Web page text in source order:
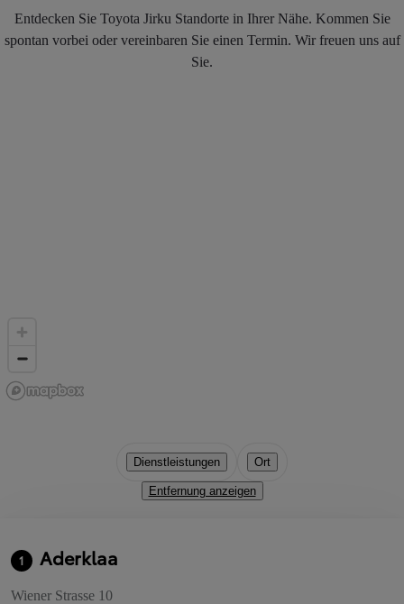
Entdecken Sie Toyota Jirku Standorte in Ihrer Nähe. Kommen Sie
spontan vorbei oder vereinbaren Sie einen Termin. Wir freuen uns auf
Sie.
Dienstleistungen Ort
Entfernung anzeigen
1 Aderklaa
Wiener Strasse 10